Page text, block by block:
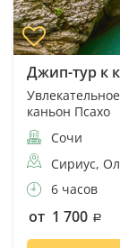
Джип-тур к
каньон Псахо
Сочи
Сириус,
6 часов
от 1 700